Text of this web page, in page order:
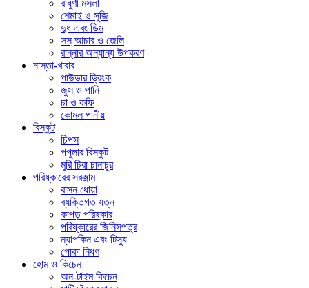
রাধুণী মসলা
শেমাই ও সুজি
দুধ এবং ডিম
সস্ আচার ও জেলি
রান্নার অন্যান্য উপকরণ
নাস্তা-খাবার
পাউডার ড্রিংক
জুস ও পানি
চা ও কফি
কোমল পানীয়
বিস্কুট
চিপস
পপুলার বিস্কুট
মুরি চিরা চানাচুর
পরিষ্কারের সরঞ্জাম
বাসন ধোয়া
ব্যক্তিগত যত্ন
কাপড় পরিষ্কার
পরিষ্কারের জিনিসপত্র
ন্যাপকিন এবং টিস্যু
পোকা নিধণ
হোম ও কিচেন
অন-টাইম কিচেন